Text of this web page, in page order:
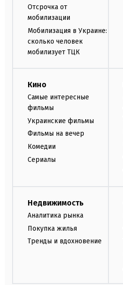
Отсрочка от
мобилизации
Мобилизация в Украине:
сколько человек
мобилизует ТЦК
Кино
Самые интересные
фильмы
Украинские фильмы
Фильмы на вечер
Комедии
Сериалы
Недвижимость
Аналитика рынка
Покупка жилья
Тренды и вдохновение